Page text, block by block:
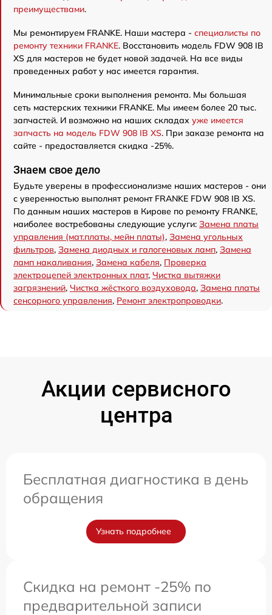
преимуществами.
Мы ремонтируем FRANKE. Наши мастера - специалисты по
ремонту техники FRANKE. Восстановить модель FDW 908 IB
XS для мастеров не будет новой задачей. На все виды
проведенных работ у нас имеется гарантия.
Минимальные сроки выполнения ремонта. Мы большая
сеть мастерских техники FRANKE. Мы имеем более 20 тыс.
запчастей. И возможно на наших складах уже имеется
запчасть на модель FDW 908 IB XS. При заказе ремонта на
сайте - предоставляется скидка -25%.
Знаем свое дело
Будьте уверены в профессионализме наших мастеров - они
с уверенностью выполнят ремонт FRANKE FDW 908 IB XS.
По данным наших мастеров в Кирове по ремонту FRANKE,
наиболее востребованы следующие услуги: Замена платы
управления (мат.платы, мейн платы), Замена угольных
фильтров, Замена диодных и галогеновых ламп, Замена
ламп накаливания, Замена кабеля, Проверка
электроцепей электронных плат, Чистка вытяжки
загрязнений, Чистка жёсткого воздуховода, Замена платы
сенсорного управления, Ремонт электропроводки.
Акции сервисного
центра
Бесплатная диагностика в день
обращения
Узнать подробнее
Скидка на ремонт -25% по
предварительной записи